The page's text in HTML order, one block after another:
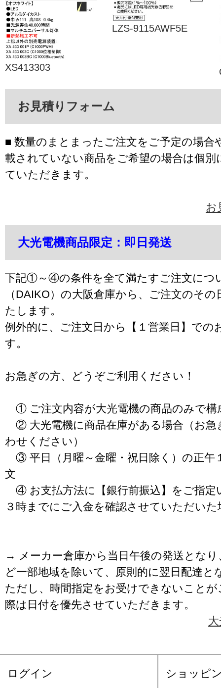
XS413303
LZS-9115AWF5E
お見積りフォーム
■ 数量のまとまったご注文をご予定の場合
載されていない商品をご希望の場合は個別
ていただきます。
お
大光電機商品限定：即日発送
下記①～④の条件を全て満たすご注文につ
（DAIKO）の大阪倉庫から、ご注文のそ
たします。
例外的に、ご注文日から【１営業日】での
す。
お急ぎの方、どうぞご利用ください！
① ご注文内容が大光電機の商品のみで構
② 大光電機に商品在庫がある場合（お急
わせください）
③ 平日（月曜～金曜・祝日除く）の正午
文
④ お支払方法に【銀行前振込】をご指定
３時までにご入金を確認させていただいた
→ メーカー倉庫から当日午後の発送となり
ど一部地域を除いて、原則的に翌日配達と
ただし、時間指定をお受けできないこと
際は日付を優先させていただきます。
ログイン ショッピ